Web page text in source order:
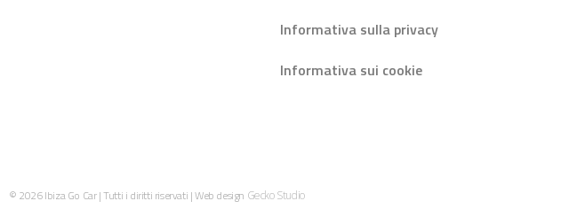
Informativa sulla privacy
Informativa sui cookie
© 2026 Ibiza Go Car | Tutti i diritti riservati | Web design Gecko Studio